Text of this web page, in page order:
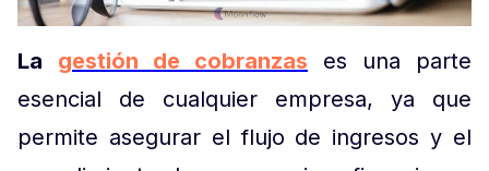
La gestión de cobranzas es una parte
esencial de cualquier empresa, ya que
permite asegurar el flujo de ingresos y el